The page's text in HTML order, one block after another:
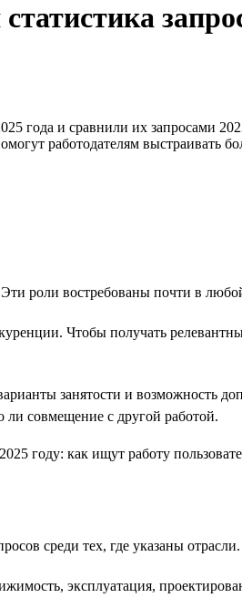
года и сравнили их запросами
работодателям выстраивать
роли востребованы почти в
Чтобы получать
занятости и возможность
ли совмещение с другой работой.
среди тех, где указаны отрасли.
эксплуатация,